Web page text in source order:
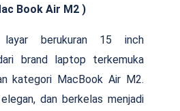
Book Air M2 )
layar berukuran 15 inch
brand laptop terkemuka
kategori MacBook Air M2.
dan berkelas menjadi